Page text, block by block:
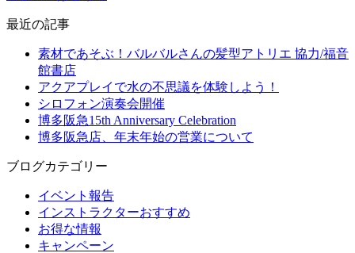
最近の記事
素材であそぶ！バルバルさんの髪型アトリエ 協力/福音
館書店
アクアプレイで水の不思議を体験しよう！
シロフォン演奏会開催
博多阪急15th Anniversary Celebration
博多阪急店、年末年始の営業について
ブログカテゴリー
イベント報告
インストラクターおすすめ
お得な情報
キャンペーン